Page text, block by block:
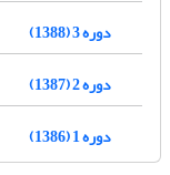
دوره 3 (1388)
دوره 2 (1387)
دوره 1 (1386)